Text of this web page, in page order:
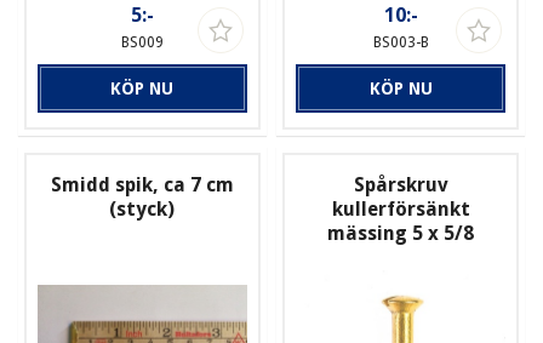
5:-
BS009
KÖP NU
10:-
BS003-B
KÖP NU
Smidd spik, ca 7 cm
(styck)
Spårskruv
kullerförsänkt
mässing 5 x 5/8